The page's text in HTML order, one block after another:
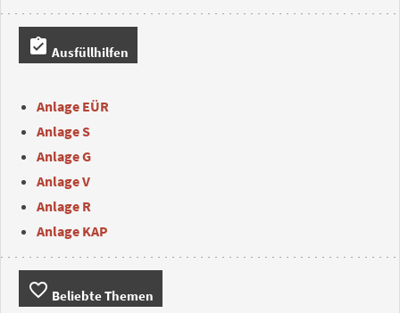
assignment_turned_in Ausfüllhilfen
Anlage EÜR
Anlage S
Anlage G
Anlage V
Anlage R
Anlage KAP
favorite_border Beliebte Themen